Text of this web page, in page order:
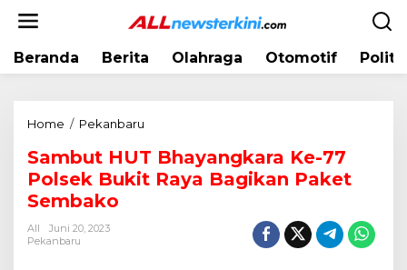
Beranda Berita Olahraga Otomotif
Home / Pekanbaru
b
Sambut HUT Bhayangkara Ke-77
Polsek Bukit Raya Bagikan Paket
Sembako
All
Juni 20, 2023
Pekanbaru